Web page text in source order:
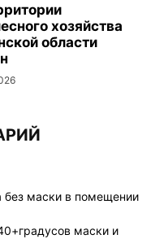
хозяйства
области
без маски в помещении
маски и